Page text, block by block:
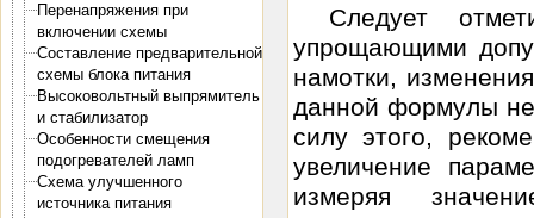
Перенапряжения при
включении схемы
Составление предварительной
схемы блока питания
Высоковольтный выпрямитель
и стабилизатор
Особенности смещения
подогревателей ламп
Схема улучшенного
источника питания
Следует
упрощающими
намотки,
данной формулы не
силу этого,
увеличение
измеряя